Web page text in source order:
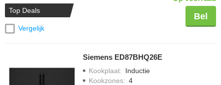
Top Deals
Vergelijk
Bel
Siemens ED87BHQ26E
Kookplaat: Inductie
Kookzones: 4